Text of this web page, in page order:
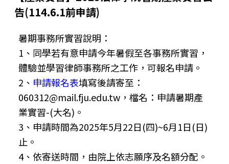
告(114.6.1前申請)
暑期事務所實習說明：
1、同學若有意申請今年暑假至各事務所實習，
體驗並學習律師事務所之工作，可報名申請。
2、 申請報名表填寫後請寄至：
060312@mail.fju.edu.tw，檔名：申請暑期產
業實習-(大名)。
3、申請時間為2025年5月22日(四)~6月1日(日)
止。
4、依寄送時間，由院上依志願序及名額分配。